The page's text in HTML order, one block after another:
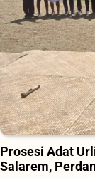
Prosesi Adat
Salarem,